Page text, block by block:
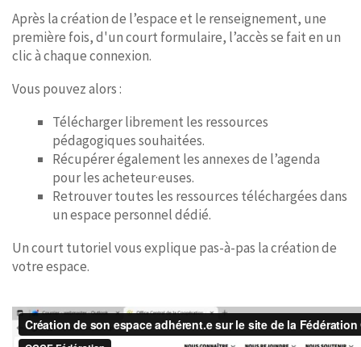
Après la création de l’espace et le renseignement, une
première fois, d'un court formulaire, l’accès se fait en un
clic à chaque connexion.
Vous pouvez alors :
Télécharger librement les ressources
pédagogiques souhaitées.
Récupérer également les annexes de l’agenda
pour les acheteur·euses.
Retrouver toutes les ressources téléchargées dans
un espace personnel dédié.
Un court tutoriel vous explique pas-à-pas la création de
votre espace.